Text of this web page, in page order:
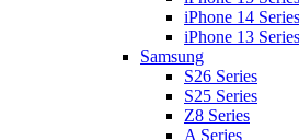
iPhone 14 Series
iPhone 13 Series
Samsung
S26 Series
S25 Series
Z8 Series
A Series